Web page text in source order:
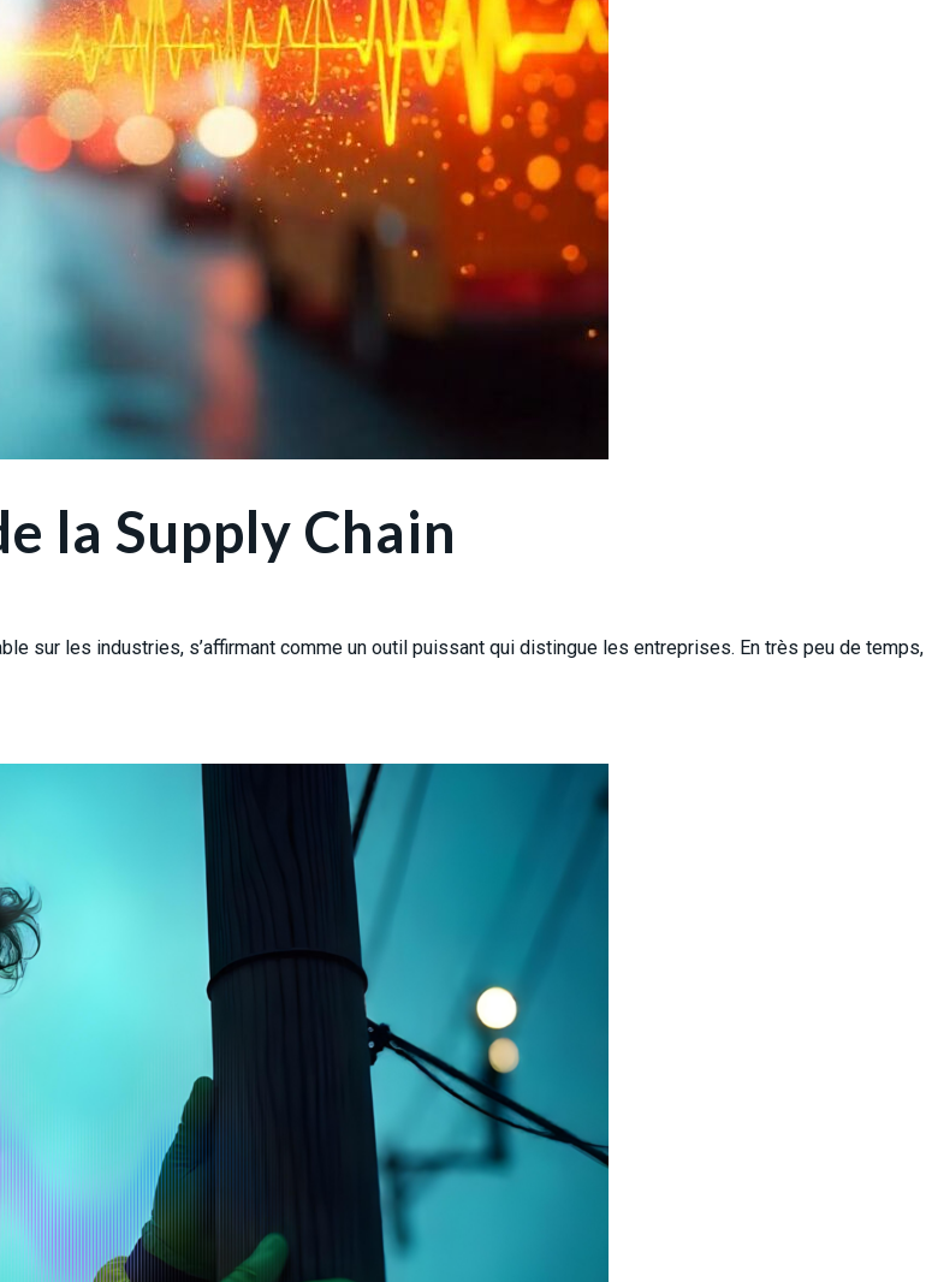
la Supply Chain
sur les industries, s’affirmant comme un outil puissant qui distingue les entreprises. En très peu de